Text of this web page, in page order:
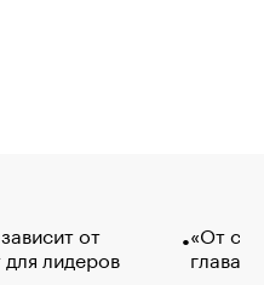
от
лидеров
«От
глава